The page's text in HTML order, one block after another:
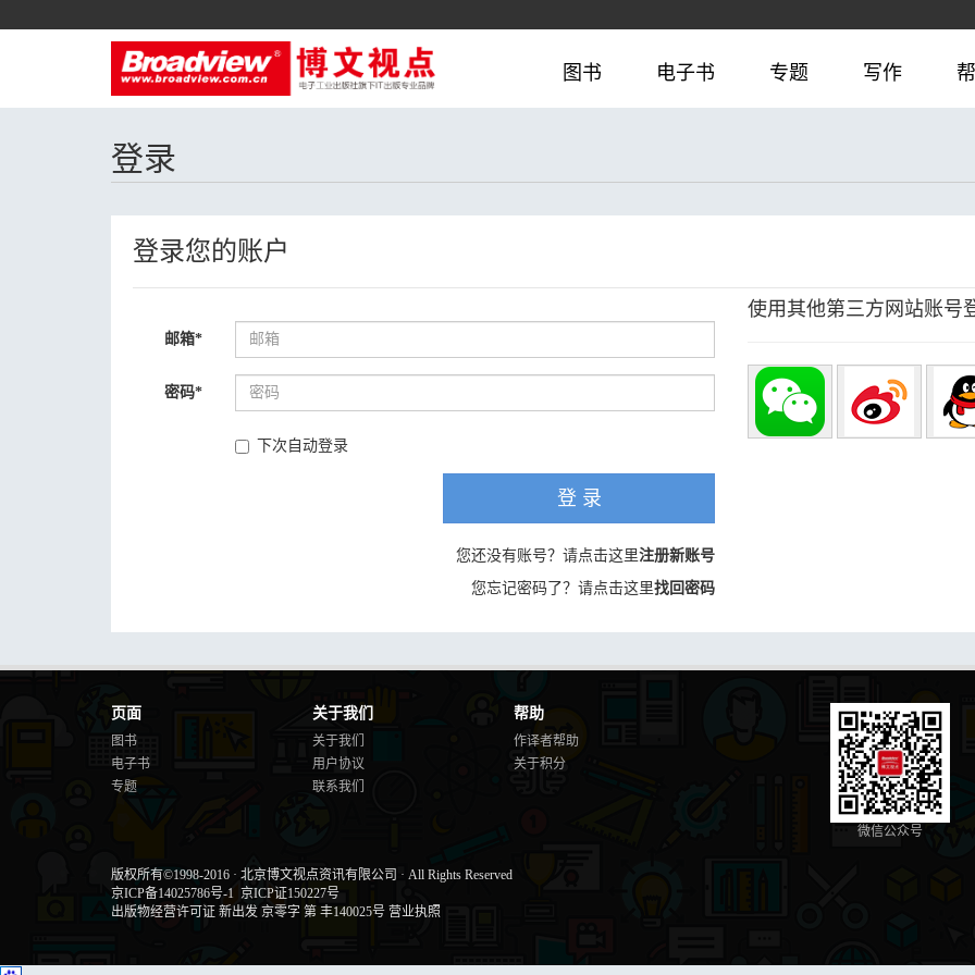
图书 电子书 专题 写作
登录
登录您的账户
邮箱*
密码*
下次自动登录
登 录
您还没有账号？请点击这里注册新账号
您忘记密码了？请点击这里找回密码
使用其他第三方网站账号
页面
图书
电子书
专题
关于我们
关于我们
用户协议
联系我们
帮助
作译者帮助
关于积分
微信公众号
版权所有©1998-2016 · 北京博文视点资讯有限公司 · All Rights Reserved
京ICP备14025786号-1 京ICP证150227号
出版物经营许可证 新出发 京零字 第 丰140025号 营业执照